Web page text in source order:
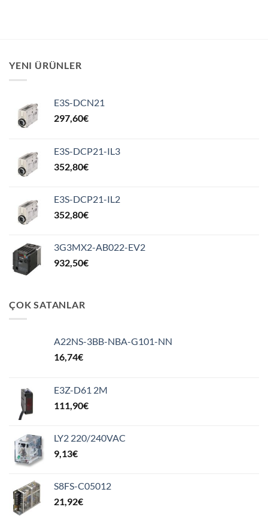
YENI ÜRÜNLER
E3S-DCN21
297,60€
E3S-DCP21-IL3
352,80€
E3S-DCP21-IL2
352,80€
3G3MX2-AB022-EV2
932,50€
ÇOK SATANLAR
A22NS-3BB-NBA-G101-NN
16,74€
E3Z-D61 2M
111,90€
LY2 220/240VAC
9,13€
S8FS-C05012
21,92€